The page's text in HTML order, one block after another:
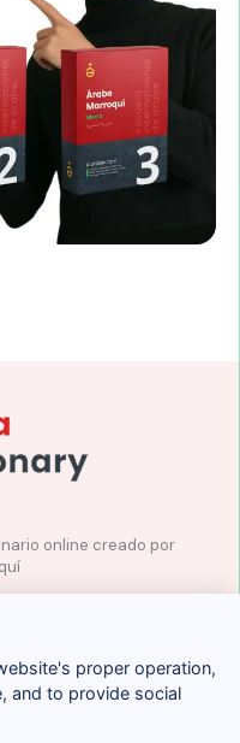
online creado por
proper operation,
and to provide social